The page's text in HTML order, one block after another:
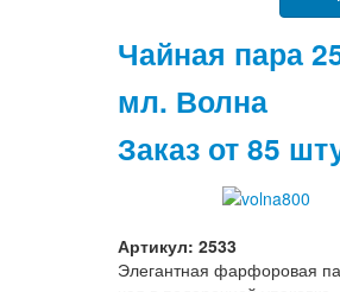
Чайная пара
мл. Волна
Заказ от 85
Артикул: 2533
Элегантная фарфоровая